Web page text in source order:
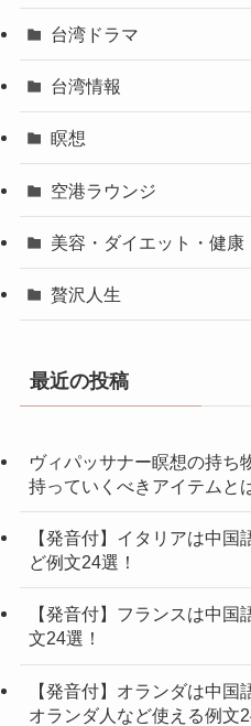
台湾ドラマ
台湾情報
瞑想
空港ラウンジ
美容・ダイエット・健康
贅沢人生
最近の投稿
ヴィパッサナー瞑想の持ち
持っていくべきアイテムと
【発音付】イタリアは中
ど例文24選！
【発音付】フランスは中
文24選！
【発音付】オランダは中
オランダ人など使える例文